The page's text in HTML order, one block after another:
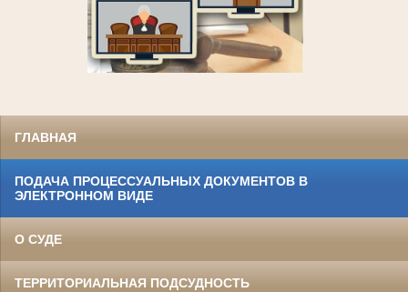
ГЛАВНАЯ
ПОДАЧА ПРОЦЕССУАЛЬНЫХ ДОКУМЕНТОВ В
ЭЛЕКТРОННОМ ВИДЕ
О СУДЕ
ТЕРРИТОРИАЛЬНАЯ ПОДСУДНОСТЬ